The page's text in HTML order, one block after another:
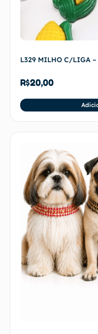
L329 MILHO C/LIGA –
R$20,00